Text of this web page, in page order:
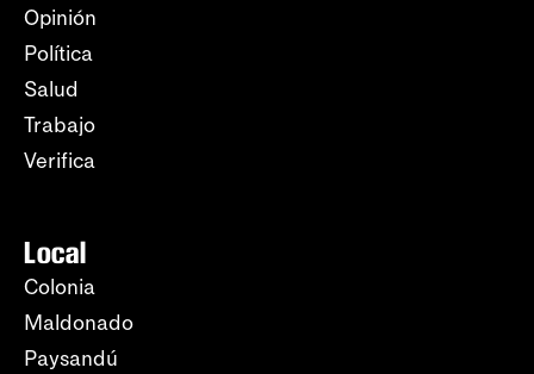
Opinión
Política
Salud
Trabajo
Verifica
Local
Colonia
Maldonado
Paysandú